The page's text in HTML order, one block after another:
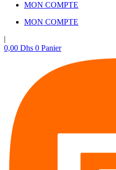
MON COMPTE
MON COMPTE
|
0,00 Dhs 0 Panier